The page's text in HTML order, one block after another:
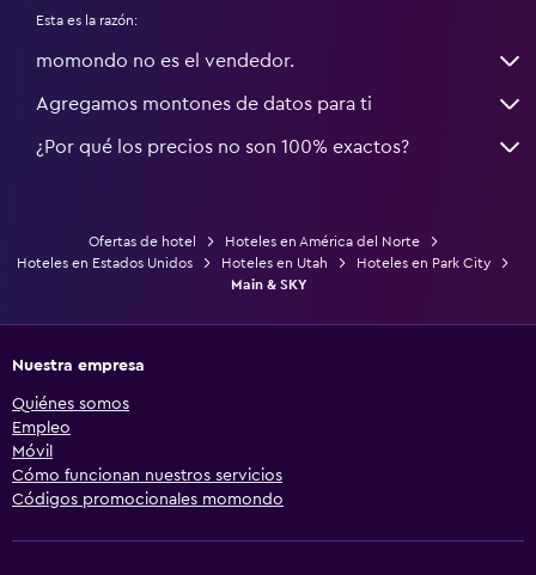
Esta es la razón:
momondo no es el vendedor.
Agregamos montones de datos para ti
¿Por qué los precios no son 100% exactos?
Ofertas de hotel
Hoteles en América del Norte
Hoteles en Estados Unidos
Hoteles en Utah
Hoteles en Park City
Main & SKY
Nuestra empresa
Quiénes somos
Empleo
Móvil
Cómo funcionan nuestros servicios
Códigos promocionales momondo